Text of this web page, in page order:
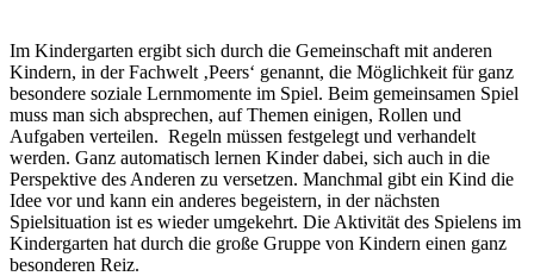
Im Kindergarten ergibt sich durch die Gemeinschaft mit anderen
Kindern, in der Fachwelt ‚Peers‘ genannt, die Möglichkeit für ganz
besondere soziale Lernmomente im Spiel. Beim gemeinsamen Spiel
muss man sich absprechen, auf Themen einigen, Rollen und
Aufgaben verteilen. Regeln müssen festgelegt und verhandelt
werden. Ganz automatisch lernen Kinder dabei, sich auch in die
Perspektive des Anderen zu versetzen. Manchmal gibt ein Kind die
Idee vor und kann ein anderes begeistern, in der nächsten
Spielsituation ist es wieder umgekehrt. Die Aktivität des Spielens im
Kindergarten hat durch die große Gruppe von Kindern einen ganz
besonderen Reiz.